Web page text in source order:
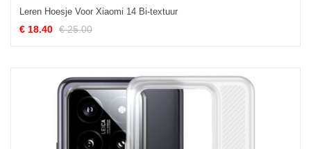
Leren Hoesje Voor Xiaomi 14 Bi-textuur
€ 18.40 € 25.00